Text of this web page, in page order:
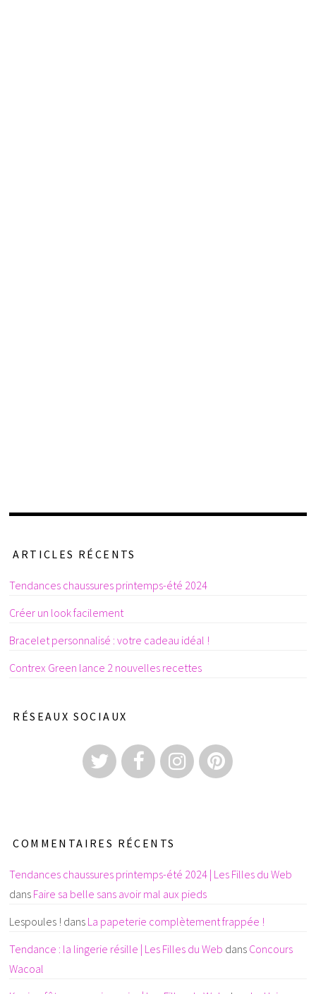
ARTICLES RÉCENTS
Tendances chaussures printemps-été 2024
Créer un look facilement
Bracelet personnalisé : votre cadeau idéal !
Contrex Green lance 2 nouvelles recettes
RÉSEAUX SOCIAUX
COMMENTAIRES RÉCENTS
Tendances chaussures printemps-été 2024 | Les Filles du Web
dans Faire sa belle sans avoir mal aux pieds
Lespoules ! dans La papeterie complètement frappée !
Tendance : la lingerie résille | Les Filles du Web dans Concours
Wacoal